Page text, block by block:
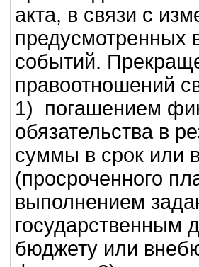
акта, в связи с
предусмотренных
событий.
правоотношений
1) погашением
обязательства в
суммы в срок или
(просроченного
выполнением
государственным
бюджету или